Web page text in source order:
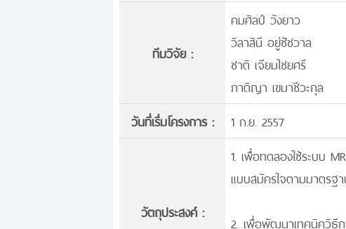
ทีมวิจัย :
คมศิลป์ วังยาว
วิลาสินี อยู่ชัชวาล
ชาติ เจียมไชยศรี
ภาติญา เขมาชีวะกุล
วันที่เริ่มโครงการ :
1 ก.ย. 2557
วัตถุประสงค์ :
1. เพื่อทดลองใช้ระบบ
แบบสมัครใจตามมาตรฐ
2. เพื่อพัฒนาเทคนิควิธีก